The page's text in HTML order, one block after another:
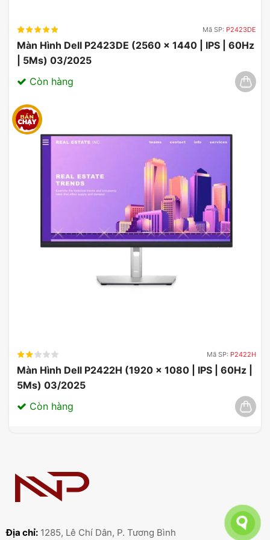
Mã SP: P2423DE
Màn Hình Dell P2423DE (2560 x 1440 | IPS | 60Hz
| 5Ms) 03/2025
Còn hàng
Mã SP: P2422H
Màn Hình Dell P2422H (1920 x 1080 | IPS | 60Hz |
5Ms) 03/2025
Còn hàng
Địa chỉ: 1285, Lê Chí Dân, P. Tương Bình